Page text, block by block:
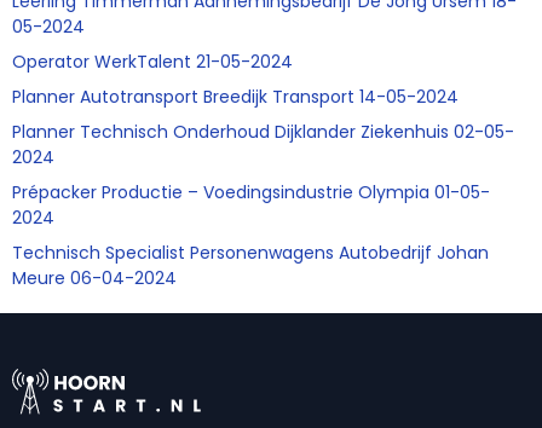
05-2024
Operator WerkTalent 21-05-2024
Planner Autotransport Breedijk Transport 14-05-2024
Planner Technisch Onderhoud Dijklander Ziekenhuis 02-05-
2024
Prépacker Productie – Voedingsindustrie Olympia 01-05-
2024
Technisch Specialist Personenwagens Autobedrijf Johan
Meure 06-04-2024